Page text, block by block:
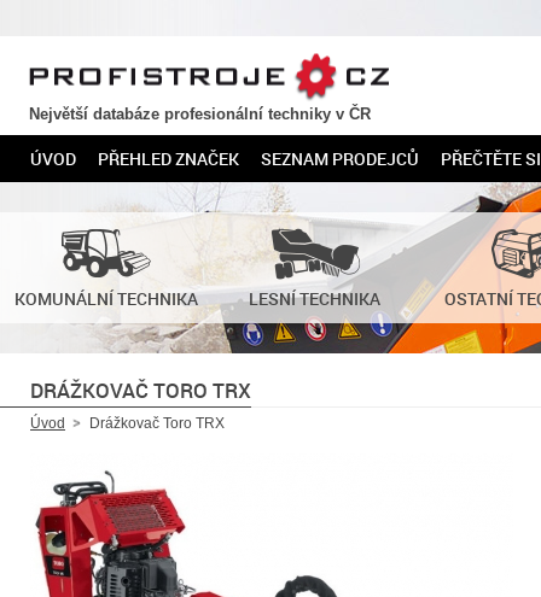
PROFISTROJE.CZ
Největší databáze profesionální techniky v ČR
ÚVOD PŘEHLED ZNAČEK SEZNAM PRODEJCŮ PŘEČTĚTE SI
KOMUNÁLNÍ TECHNIKA LESNÍ TECHNIKA OSTATNÍ
DRÁŽKOVAČ TORO TRX
Úvod Drážkovač Toro TRX